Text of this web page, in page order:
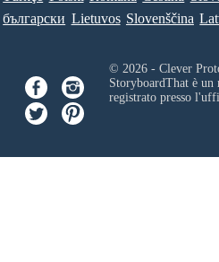
български Lietuvos Slovenščina
© 2026 - Clever
StoryboardThat è un
registrato presso